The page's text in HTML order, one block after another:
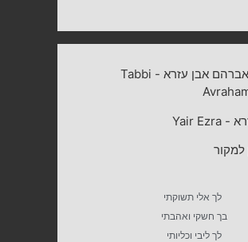
אבן עזרא -
Tabbi
-
Yair Ezra
למקור
לך אלי תשוקתי
בך חשקי ואהבתי
לך ליבי וכליותי